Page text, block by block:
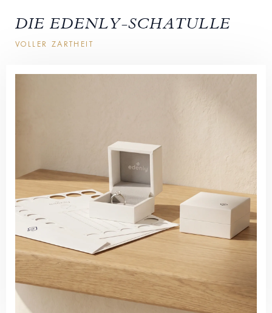
DIE EDENLY-SCHATULLE
VOLLER ZARTHEIT